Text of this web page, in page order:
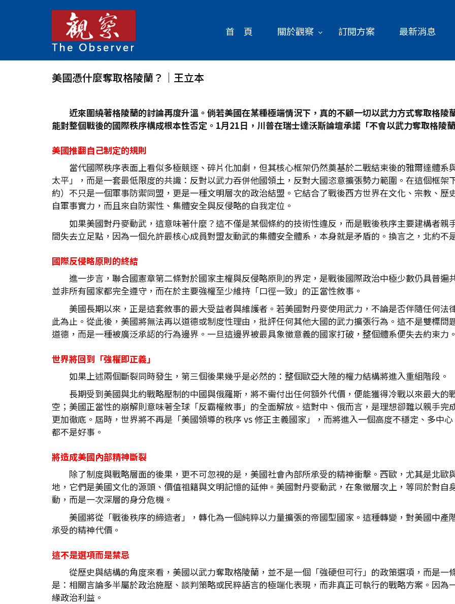
首 頁 關於觀察 訂閱方案 最新消息
美國憑什麼奪取格陵蘭？│王立本
近來圍繞著格陵蘭的討論再度升溫。倘若美國在某種極端情況下，真的不顧一切以武力方式奪取格
能對整個戰後的國際秩序構成根本性否定。1月21日，川普在瑞士達沃斯論壇承諾「不會以武力奪取格陵
美國推翻自己制定的規則
當代國際秩序表面上看似多極競逐、碎片化加劇，但其核心框架仍然奠基於二戰結束後的雅爾達體
太平」，而是一套最低限度的共識：反對以武力吞併他國領土，反對大國恣意擴張勢力範圍。在這個框架
約）不只是一個軍事防禦同盟，更是一種文明層次的政治結盟。它結合了戰後西方世界在文化、宗教、
自軍事實力，而且來自防禦性、集體安全與反侵略的自我定位。
如果美國對丹麥動武，這意味著什麼？這不僅是某個條約的技術性違反，而是戰後秩序主要建構者
間失去立足點，因為一個允許最核心成員對盟友動武的集體安全體系，本身就是矛盾的。換言之，北約
國際反侵略原則的終結
進一步言，聯合國憲章第二條對於國家主權與反侵略原則的界定，是戰後國際政治中極少數仍具普
並非所有國家都完全遵守，而在於主要強權至少維持「口徑一致」的正當性敘事。
美國長期以來，正是這套敘事的最大受益者與維護者。若美國對丹麥使用武力，不論是否伴隨任何
此為止。從此後，美國將無法再以道德或制度性理由，批評任何其他大國的武力擴張行為。這不是雙標
道德，而是一種被廣泛承認的行為邊界。一旦這邊界被最具象徵意義的國家打破，整個體系便失去約束力
世界將回到「強權即正義」
如果上述兩個斷裂同時發生，第三個後果幾乎是必然的：整個歐亞大陸的權力結構將進入重組階段。
長期受到美國與北約戰略壓制的中國與俄羅斯，將不需付出任何額外代價，便能獲得冷戰以來最大
空；美國正當性的崩解則意味著全球「反霸權敘事」的全面解放。這對中、俄而言，是理想卻難以親手
更加徹底。屆時，世界將不再是「美國領導的秩序 vs 修正主義國家」，而將進入一個高度不穩定、多中
都不是好事。
將造成美國內部精神斷裂
除了制度與戰略層面的後果，更不可忽視的是，美國社會內部所承受的精神衝擊。西歐，尤其是北
地，它們是美國文化的源頭、價值祖籍與文明記憶的延伸。美國對丹麥動武，在象徵層次上，等同於對
動，而是一次深層的身分危機。
美國將從「戰後秩序的締造者」，轉化為一個純粹以力量擴張的帝國型國家。這種轉變，對美國中
承受的精神代價。
這不是選項而是禁忌
從歷史與結構的角度來看，美國以武力奪取格陵蘭，並不是一個「強硬但可行」的政策選項，而是
是：相關言論多半屬於政治施壓、談判策略或民粹語言的極端化表現，而非真正可執行的戰略方案。因
緣政治利益。